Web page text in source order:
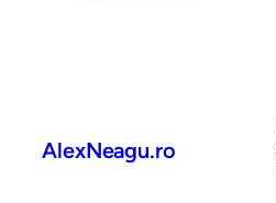
AlexNeagu.ro